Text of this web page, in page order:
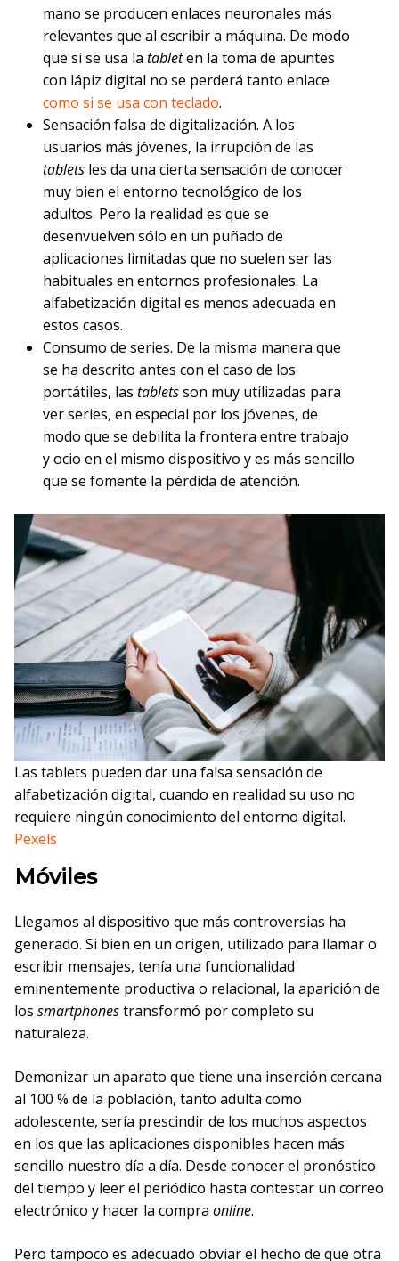
mano se producen enlaces neuronales más
relevantes que al escribir a máquina. De modo
que si se usa la tableten la toma de apuntes
con lápiz digital no se perderá tanto enlace
como si se usa con teclado.
Sensación falsa de digitalización. A los
usuarios más jóvenes, la irrupción de las
tablets les da una cierta sensación de conocer
muy bien el entorno tecnológico de los
adultos. Pero la realidad es que se
desenvuelven sólo en un puñado de
aplicaciones limitadas que no suelen ser las
habituales en entornos profesionales. La
alfabetización digital es menos adecuada en
estos casos.
Consumo de series. De la misma manera que
se ha descrito antes con el caso de los
portátiles, las tabletsson muy utilizadas para
ver series, en especial por los jóvenes, de
modo que se debilita la frontera entre trabajo
y ocio en el mismo dispositivo y es más sencillo
que se fomente la pérdida de atención.
Las tablets pueden dar una falsa sensación de
alfabetización digital, cuando en realidad su uso no
requiere ningún conocimiento del entorno digital.
Pexels
Móviles
Llegamos al dispositivo que más controversias ha
generado. Si bien en un origen, utilizado para llamar o
escribir mensajes, tenía una funcionalidad
eminentemente productiva o relacional, la aparición de
los smartphonestransformó por completo su
naturaleza.
Demonizar un aparato que tiene una inserción cercana
al 100 % de la población, tanto adulta como
adolescente, sería prescindir de los muchos aspectos
en los que las aplicaciones disponibles hacen más
sencillo nuestro día a día. Desde conocer el pronóstico
del tiempo y leer el periódico hasta contestar un correo
electrónico y hacer la compra online.
Pero tampoco es adecuado obviar el hecho de que otra